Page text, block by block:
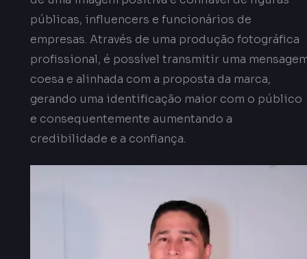
públicas, influencers e funcionários de
empresas. Através de uma produção fotográfica
profissional, é possível transmitir uma
coesa e alinhada com a proposta da marca,
gerando uma identificação maior com o público
e consequentemente aumentando a
credibilidade e a confiança.